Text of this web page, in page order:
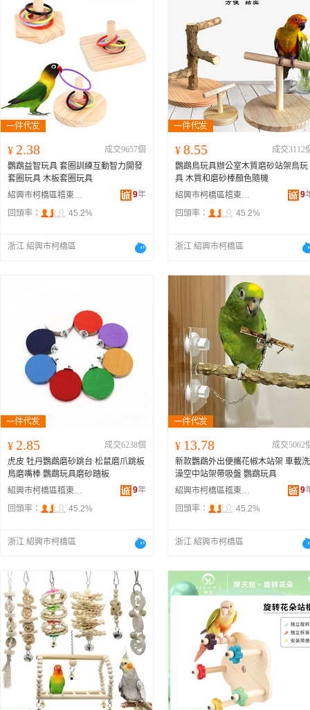
¥ 2.38
成交9657個
鸚鵡益智玩具 套圈訓練互動智力開發
套圈玩具 木板套圈玩具
紹興市柯橋區稽東龍龍寵物用品店
9年
回頭率：
45.2%
浙江 紹興市柯橋區
¥ 8.55
成交3112
鸚鵡鳥玩具辦公室木質磨砂站架鳥玩
具 木質和磨砂棒顏色隨機
紹興市柯橋區稽東龍龍寵物用品店
9
回頭率：
45.2%
浙江 紹興市柯橋區
¥ 2.85
成交6238個
虎皮 牡丹鸚鵡磨砂跳台 松鼠磨爪跳板
鳥磨嘴棒 鸚鵡玩具磨砂踏板
紹興市柯橋區稽東龍龍寵物用品店
9年
回頭率：
45.2%
浙江 紹興市柯橋區
¥ 13.78
成交5062
新款鸚鵡外出便攜花椒木站架 車載洗
澡空中站架帶吸盤 鸚鵡玩具
紹興市柯橋區稽東龍龍寵物用品店
9
回頭率：
45.2%
浙江 紹興市柯橋區